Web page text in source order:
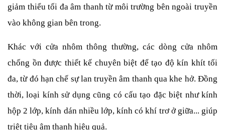
giảm thiểu tối đa âm thanh từ môi trường bên ngoài truyền
vào không gian bên trong.
Khác với cửa nhôm thông thường, các dòng cửa nhôm
chống ồn được thiết kế chuyên biệt để tạo độ kín khít tối
đa, từ đó hạn chế sự lan truyền âm thanh qua khe hở. Đồng
thời, loại kính sử dụng cũng có cấu tạo đặc biệt như kính
hộp 2 lớp, kính dán nhiều lớp, kính có khí trơ ở giữa... giúp
triệt tiêu âm thanh hiệu quả.